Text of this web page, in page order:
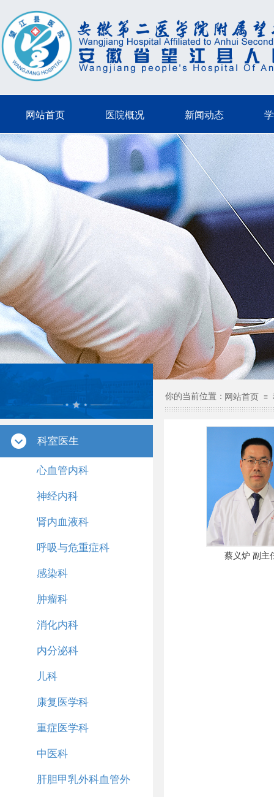
网站首页 医院概况 新闻动态
科室医生
你的当前位置： 网站首页 ≡
蔡义炉 副主
科室医生
心血管内科
神经内科
肾内血液科
呼吸与危重症科
感染科
肿瘤科
消化内科
内分泌科
儿科
康复医学科
重症医学科
中医科
肝胆甲乳外科血管外